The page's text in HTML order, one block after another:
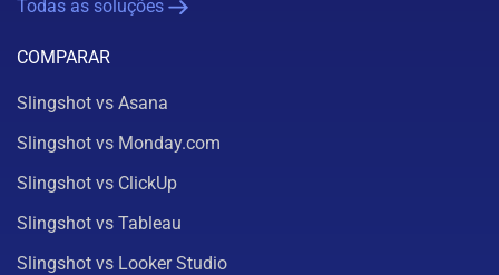
Todas as soluções
COMPARAR
Slingshot vs Asana
Slingshot vs Monday.com
Slingshot vs ClickUp
Slingshot vs Tableau
Slingshot vs Looker Studio